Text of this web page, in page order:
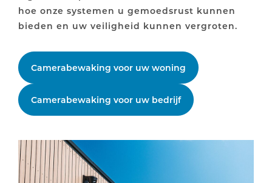
hoe onze systemen u gemoedsrust kunnen
bieden en uw veiligheid kunnen vergroten.
Camerabewaking voor uw woning
Camerabewaking voor uw bedrijf